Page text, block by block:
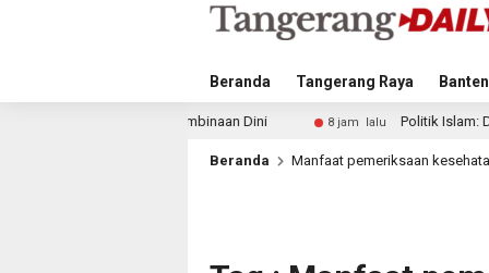
Beranda Tangerang Raya
8 jam lalu Politik Islam: Dari Identitas
Beranda Manfaat pemeriksaan